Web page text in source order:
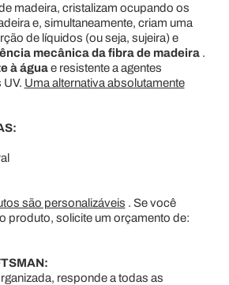
madeira, cristalizam ocupando os
e, simultaneamente, criam uma
de líquidos (ou seja, sujeira) e
mecânica da fibra de madeira.
à águae resistente a agentes
Uma alternativa absolutamente
são personalizáveis . Se você
produto, solicite um orçamento de:
responde a todas as